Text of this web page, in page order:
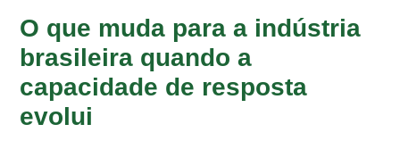
O que muda para a indústria
brasileira quando a
capacidade de resposta
evolui